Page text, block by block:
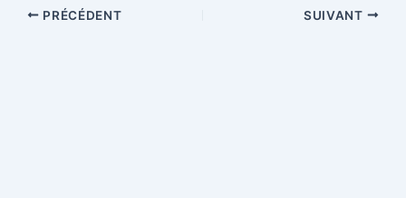
PRÉCÉDENT SUIVANT